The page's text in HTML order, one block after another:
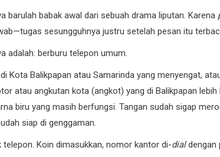
barulah babak awal dari sebuah drama liputan. Karena
sesungguhnya justru setelah pesan itu
adalah: berburu telepon umum.
Kota Balikpapan atau Samarinda yang menyengat,
atau angkutan kota (angkot) yang di Balikpapan
biru yang masih berfungsi. Tangan sudah sigap
siap di genggaman.
telepon. Koin dimasukkan, nomor kantor di-dialdengan